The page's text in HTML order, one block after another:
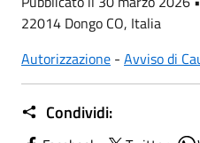
22014 Dongo CO, Italia
Autorizzazione - Avviso di
Condividi: